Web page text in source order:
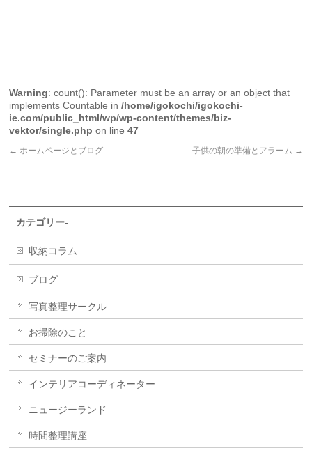
Warning: count(): Parameter must be an array or an object that
implements Countable in/home/igokochi/igokochi-
ie.com/public_html/wp/wp-content/themes/biz-
vektor/single.php on line47
← ホームページとブログ 子供の朝の準備とアラーム →
カテゴリー-
収納コラム
ブログ
写真整理サークル
お掃除のこと
セミナーのご案内
インテリアコーディネーター
ニュージーランド
時間整理講座